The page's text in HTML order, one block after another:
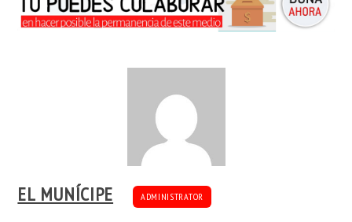
EL MUNÍCIPE ADMINISTRATOR